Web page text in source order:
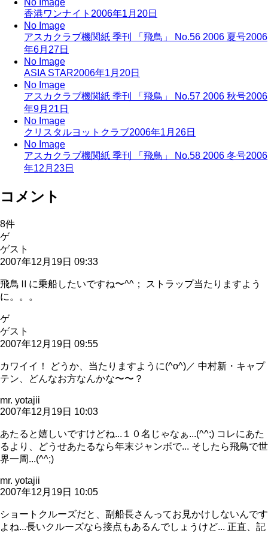
No Image
香港ワンナイト 2006年1月20日
No Image
アスカクラブ機関紙 季刊 「飛鳥」 No.56 2006 夏号2006
年6月27日
No Image
ASIA STAR2006年1月20日
No Image
アスカクラブ機関紙 季刊 「飛鳥」 No.57 2006 秋号2006
年9月21日
No Image
クリスタルヨットクラブ2006年1月26日
No Image
アスカクラブ機関紙 季刊 「飛鳥」 No.58 2006 冬号2006
年12月23日
コメント
8件
ゲ
ゲスト
2007年12月19日 09:33
飛鳥Ⅱに乗船したいですね〜^^； ストラップ当たりますよう
に。。。
ゲ
ゲスト
2007年12月19日 09:55
カワイイ！ どうか、当たりますように(^o^)／ 中村新・キャプ
テン、どんなお方なんかな〜〜？
mr. yotajii
2007年12月19日 10:03
あたると嬉しいですけどね...１０名じゃなぁ...(^^;) コレにあた
るより、どうせあたるなら年末ジャンボで... そしたら飛鳥で世
界一周...(^^;)
mr. yotajii
2007年12月19日 10:05
ショートクルーズだと、副船長さんってお見かけしないんです
よね...長いクルーズなら接点もあるんでしょうけど... 正直、記